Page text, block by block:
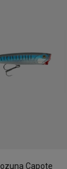
Capote